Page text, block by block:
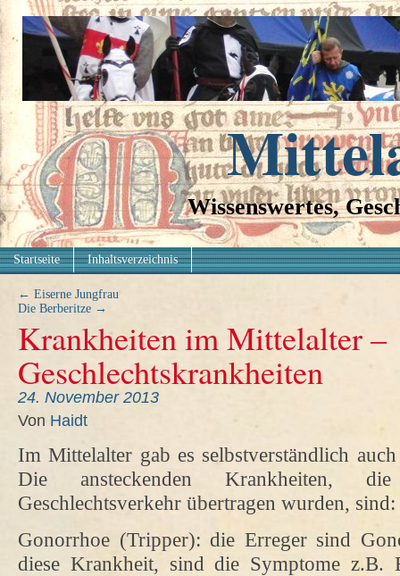
Wissenswertes,
Startseite Inhaltsverzeichnis
← Eiserne Jungfrau
Die Berberitze →
Krankheiten im Mittelalter –
Geschlechtskrankheiten
24. November 2013
Von Haidt
Im Mittelalter gab es selbstverständlich
Die ansteckenden Krankheiten,
Geschlechtsverkehr übertragen wurden, sind:
Gonorrhoe (Tripper): die Erreger sind
diese Krankheit, sind die Symptome z.B.